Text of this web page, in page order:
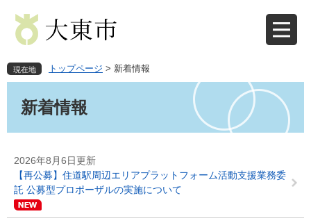
先
頭
を
飛
現在地 トップページ > 新着情報
新着情報
2026年8月6日更新
【再公募】住道駅周辺エリアプラットフォーム活動支援業務委
託 公募型プロポーザルの実施について